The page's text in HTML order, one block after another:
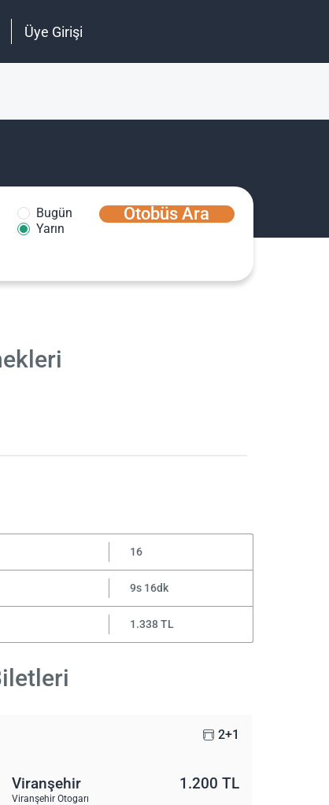
Üye Girişi
Bugün
Yarın
Otobüs Ara
16
9s 16dk
1.338 TL
2+1
Viranşehir
Viranşehir Otogarı
1.200 TL